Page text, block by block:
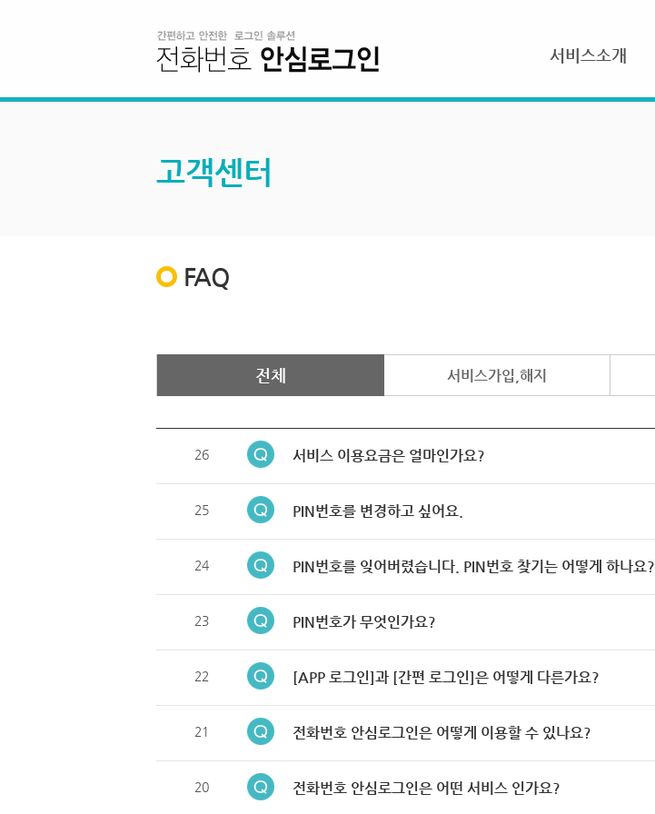
서비스소개
고객센터
FAQ
전체 서비스가입,해지
26 서비스 이용요금은 얼마인가요?
25 PIN번호를 변경하고 싶어요.
24 PIN번호를 잊어버렸습니다. PIN번호 찾기는 어떻게 하나요?
23 PIN번호가 무엇인가요?
22 [APP 로그인]과 [간편 로그인]은 어떻게 다른가요?
21 전화번호 안심로그인은 어떻게 이용할 수 있나요?
20 전화번호 안심로그인은 어떤 서비스 인가요?